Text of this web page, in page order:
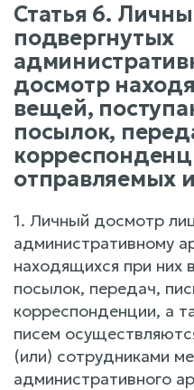
Статья 6.
подвергнутых
досмотр
вещей,
посылок,
отправляемых
1. Личный досмотр
административному
находящихся при
посылок, передач,
корреспонденции, а
писем
(или) сотрудниками
административного